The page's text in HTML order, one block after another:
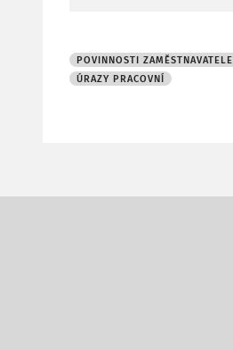
POVINNOSTI ZAMĚSTNAVATELE
ÚRAZY PRACOVNÍ